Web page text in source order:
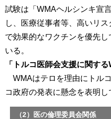
試験は「WMAヘルシンキ宣
し、医療従事者等、高いリ
で効果的なワクチンを優先
いる。
「トルコ医師会支援に関する
WMAはテロを理由にトル
コ政府の発表に懸念を表明し
（2）医の倫理委員会関係